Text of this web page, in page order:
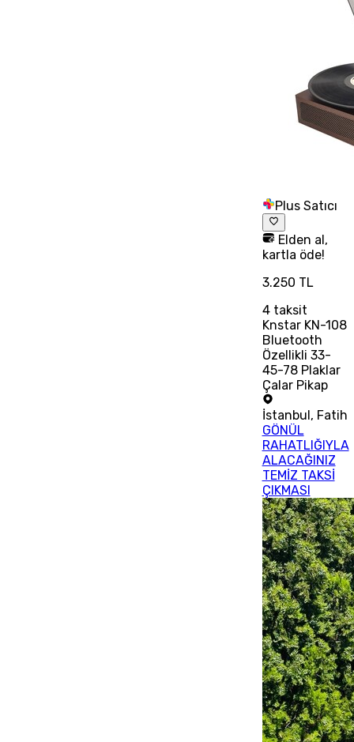
Plus Satıcı
Elden al,
kartla öde!
3.250 TL
4taksit
Knstar KN-108
Bluetooth
Özellikli 33-
45-78 Plaklar
Çalar Pikap
İstanbul, Fatih
GÖNÜL
RAHATLIĞIYLA
ALACAĞINIZ
TEMİZ TAKSİ
ÇIKMASI